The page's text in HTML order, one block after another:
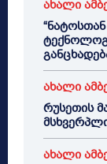
ახალი
ახალი
რუსეთის
ახალი